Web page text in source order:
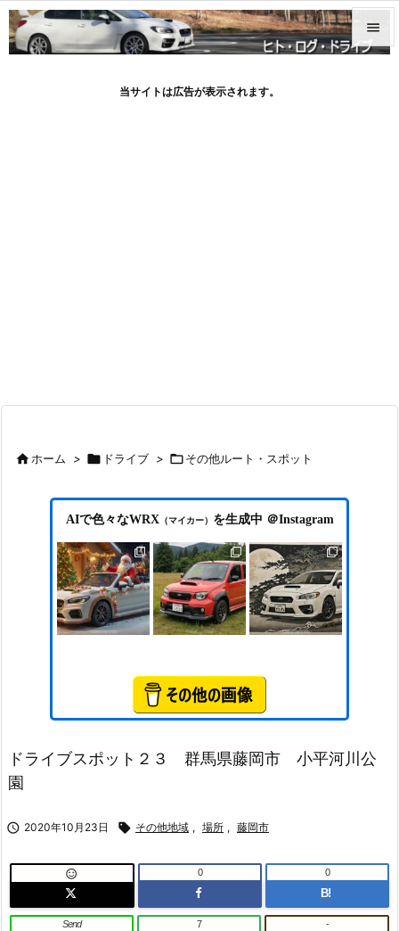

当サイトは広告が表示されます。
ホーム >  ドライブ > その他ルート・スポット
AIで色々なWRX （マイカー） を生成中 ＠Instagram
ドライブスポット２３ 群馬県藤岡市 小平河川公
園
 2020年10月23日  その他地域 , 場所 , 藤岡市
 0
B!
0
Send 7 -